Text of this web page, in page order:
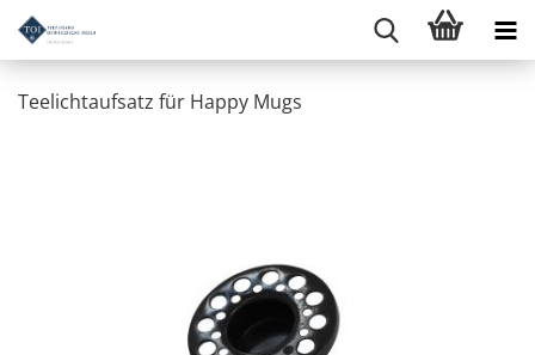
Teelichtaufsatz für Happy Mugs